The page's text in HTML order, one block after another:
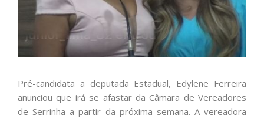
Pré-candidata a deputada Estadual, Edylene Ferreira
anunciou que irá se afastar da Câmara de Vereadores
de Serrinha a partir da próxima semana. A vereadora